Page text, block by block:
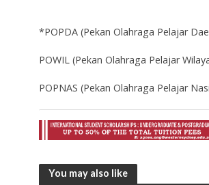
*POPDA (Pekan Olahraga Pelajar
POWIL (Pekan Olahraga Pelajar
POPNAS (Pekan Olahraga Pelajar
You may also like